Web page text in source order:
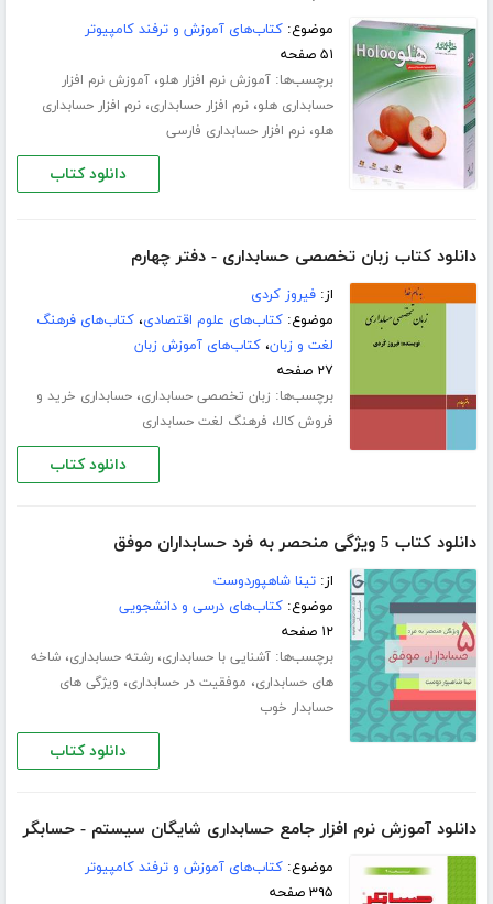
موضوع:کتاب‌های آموزش و ترفند کامپیوتر
۵۱ صفحه
برچسب‌ها:آموزش نرم افزار هلو،آموزش نرم افزار
حسابداری هلو،نرم افزار حسابداری،نرم افزار حسابداری
هلو،نرم افزار حسابداری فارسی
دانلود کتاب
دانلود کتاب زبان تخصصی حسابداری - دفتر چهارم
از:فیروز کردی
موضوع:کتاب‌های علوم اقتصادی،کتاب‌های فرهنگ
لغت و زبان،کتاب‌های آموزش زبان
۲۷ صفحه
برچسب‌ها: زبان تخصصی حسابداری،حسابداری خرید و
فروش کالا، فرهنگ لغت حسابداری
دانلود کتاب
دانلود کتاب 5 ویژگی منحصر به فرد حسابداران موفق
از:تینا شاهپوردوست
موضوع:کتاب‌های درسی و دانشجویی
۱۲ صفحه
برچسب‌ها:آشنایی با حسابداری،رشته حسابداری،شاخه
های حسابداری، موفقیت در حسابداری، ویژگی های
حسابدار خوب
دانلود کتاب
دانلود آموزش نرم افزار جامع حسابداری شایگان سیستم - حسابگر
موضوع:کتاب‌های آموزش و ترفند کامپیوتر
۳۹۵ صفحه